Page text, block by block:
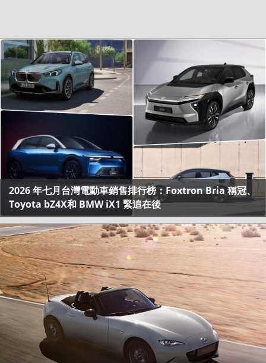
2026 年七月台灣電動車銷售排行榜：Foxtron Bria 稱冠、
Toyota bZ4X和 BMW iX1 緊追在後